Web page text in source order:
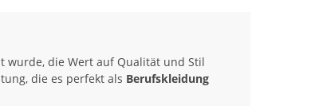
wurde, die Wert auf Qualität und Stil
die es perfekt als Berufskleidung